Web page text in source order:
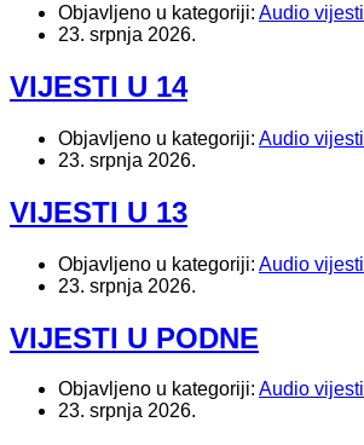
Objavljeno u kategoriji: Audio vijesti
23. srpnja 2026.
VIJESTI U 14
Objavljeno u kategoriji: Audio vijesti
23. srpnja 2026.
VIJESTI U 13
Objavljeno u kategoriji: Audio vijesti
23. srpnja 2026.
VIJESTI U PODNE
Objavljeno u kategoriji: Audio vijesti
23. srpnja 2026.